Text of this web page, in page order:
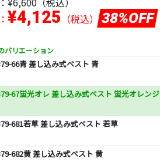
¥4,125 （税込） 38%OFF
バリエーション
66青 差し込み式ベスト 青
67蛍光オレ 差し込み式ベスト 蛍光オレンジ
681若草 差し込み式ベスト 若草
682黄 差し込み式ベスト 黄